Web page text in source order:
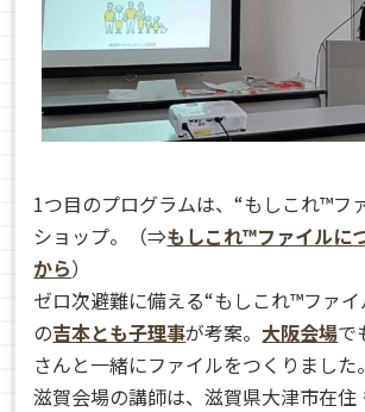
1つ目のプログラムは、“もしこれ™フ
ショップ。（⇒もしこれ™ファイルに
から）
ゼロ次避難に備える“もしこれ™ファ
の吉本とも子理事が考案。 大阪会場で
さんと一緒にファイルをつくりました。
滋賀会場の講師は、滋賀県大津市在住